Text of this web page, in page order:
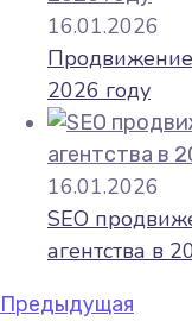
16.01.2026
Продвижение
2026 году
16.01.2026
SEO
агентства в
Предыдущая